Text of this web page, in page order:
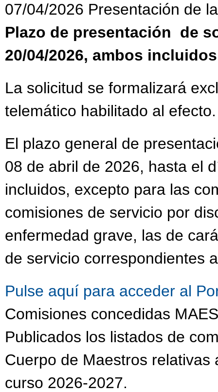
07/04/2026 Presentación de
Plazo de presentación de
20/04/2026, ambos incluidos
La solicitud se formalizará
telemático habilitado al efecto.
El plazo general de
08 de abril de 2026, hasta el
incluidos, excepto para las
comisiones de servicio por
enfermedad grave, las de
de servicio correspondientes
Pulse aquí para acceder al
Comisiones concedidas
Publicados los listados de
Cuerpo de Maestros
curso 2026-2027.